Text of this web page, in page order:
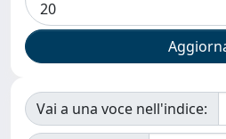
Vai a una voce nell'indice: